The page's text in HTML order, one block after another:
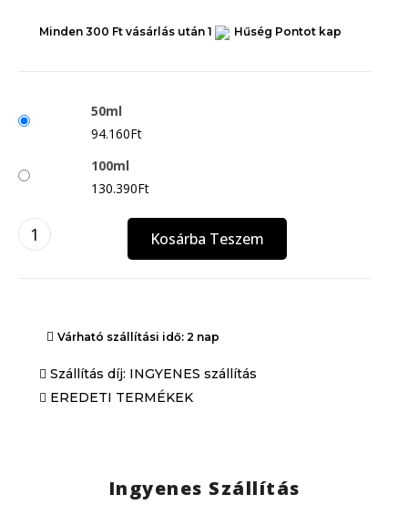
Férfi óra
Minden 300 Ft vásárlás után 1 Hűség Pontot kap
50ml
94.160Ft
100ml
130.390Ft
Kosárba Teszem
Várható szállítási idő: 2 nap
Szállítás díj: INGYENES szállítás
EREDETI TERMÉKEK
Ingyenes Szállítás